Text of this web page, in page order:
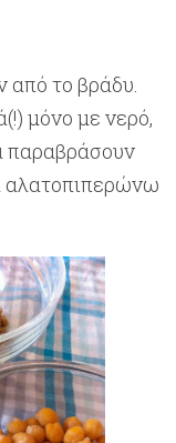
από το βράδυ.
μόνο με νερό,
παραβράσουν
αλατοπιπερώνω